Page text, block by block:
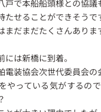
戸で本船船頭様との協議
せることができそうで
まだまだたくさんありま
は新橋に到着。
電装協会次世代委員会の
やっている気がするの